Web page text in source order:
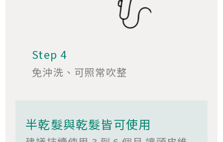
Step 4
免沖洗、可照常吹整
半乾髮與乾髮皆可使用